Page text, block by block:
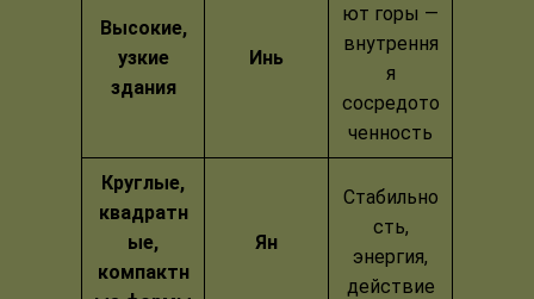
Высокие,
узкие
здания
Инь
ют горы —
внутрення
я
сосредото
ченность
Круглые,
квадратн
ые,
компактн
Ян
Стабильно
сть,
энергия,
действие